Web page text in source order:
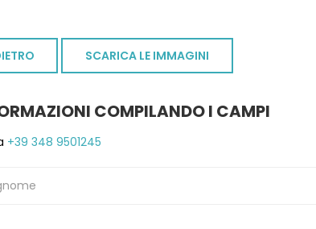
SCARICA LE IMMAGINI
COMPILANDO I CAMPI
+39 348 9501245